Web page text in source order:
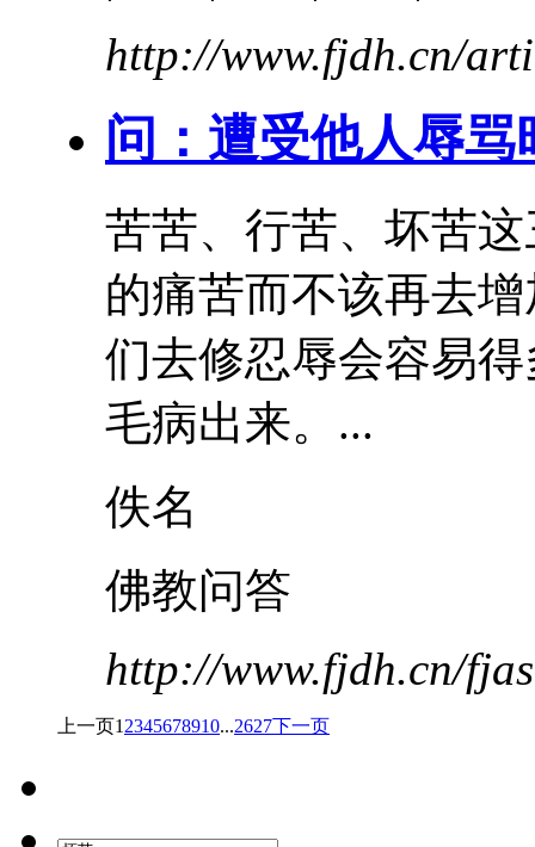
http://www.fjdh.cn/
问：遭受他人辱
苦苦、行苦、 坏苦
的痛苦而不该再去
们去修忍辱会容易
毛病出来。...
佚名
佛教问答
http://www.fjdh.cn/
上一页1 2345678910...2627下一页